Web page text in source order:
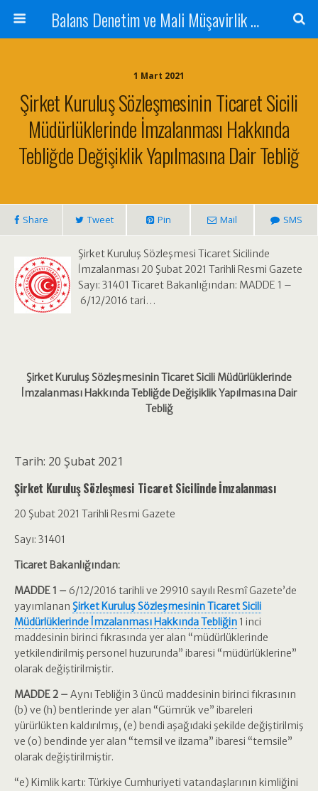
Balans Denetim ve Mali Müşavirlik Hizmetleri
1 Mart 2021
Şirket Kuruluş Sözleşmesinin Ticaret Sicili
Müdürlüklerinde İmzalanması Hakkında
Tebliğde Değişiklik Yapılmasına Dair Tebliğ
Share Tweet Pin Mail SMS
Şirket Kuruluş Sözleşmesi Ticaret Sicilinde
İmzalanması 20 Şubat 2021 Tarihli Resmi Gazete
Sayı: 31401 Ticaret Bakanlığından: MADDE 1 –
6/12/2016 tari…
Şirket Kuruluş Sözleşmesinin Ticaret Sicili Müdürlüklerinde
İmzalanması Hakkında Tebliğde Değişiklik Yapılmasına Dair
Tebliğ
Tarih: 20 Şubat 2021
Şirket Kuruluş Sözleşmesi Ticaret Sicilinde İmzalanması
20 Şubat 2021 Tarihli Resmi Gazete
Sayı: 31401
Ticaret Bakanlığından:
MADDE 1 – 6/12/2016 tarihli ve 29910 sayılı Resmî Gazete’de
yayımlanan Şirket Kuruluş Sözleşmesinin Ticaret Sicili
Müdürlüklerinde İmzalanması Hakkında Tebliğin 1 inci
maddesinin birinci fıkrasında yer alan “müdürlüklerinde
yetkilendirilmiş personel huzurunda” ibaresi “müdürlüklerine”
olarak değiştirilmiştir.
MADDE 2 – Aynı Tebliğin 3 üncü maddesinin birinci fıkrasının
(b) ve (h) bentlerinde yer alan “Gümrük ve” ibareleri
yürürlükten kaldırılmış, (e) bendi aşağıdaki şekilde değiştirilmiş
ve (o) bendinde yer alan “temsil ve ilzama” ibaresi “temsile”
olarak değiştirilmiştir.
“e) Kimlik kartı: Türkiye Cumhuriyeti vatandaşlarının kimliğini